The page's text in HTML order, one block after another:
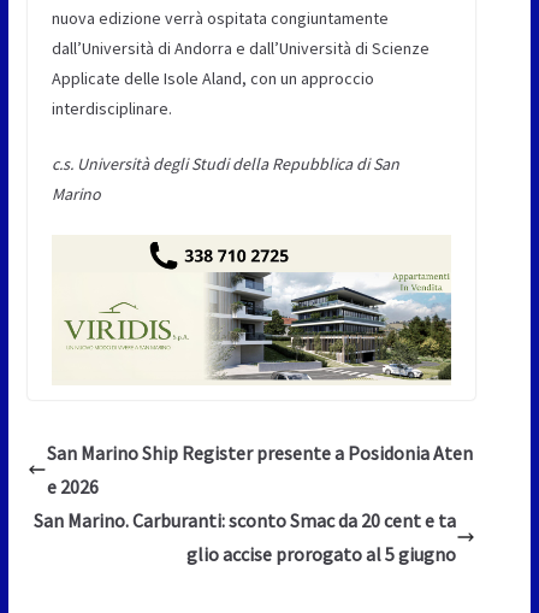
nuova edizione verrà ospitata congiuntamente
dall’Università di Andorra e dall’Università di Scienze
Applicate delle Isole Aland, con un approccio
interdisciplinare.
c.s. Università degli Studi della Repubblica di San
Marino
San Marino Ship Register presente a Posidonia Aten
e 2026
San Marino. Carburanti: sconto Smac da 20 cent e ta
glio accise prorogato al 5 giugno